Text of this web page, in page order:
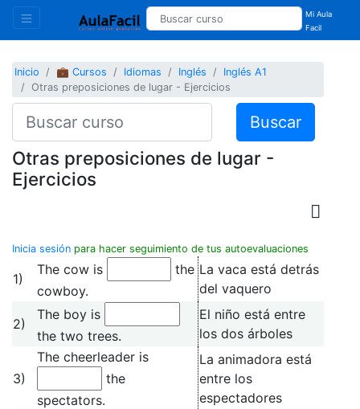
Mi Aula
Facil
Inicio 💼 Cursos Idiomas Inglés
Inglés A1
Otras preposiciones de lugar - Ejercicios
Buscar
Otras preposiciones de lugar -
Ejercicios
Inicia sesión para hacer seguimiento de tus autoevaluaciones
1)
The cow is
the
cowboy.
La vaca está detrás
del vaquero
2)
The boy is
the two trees.
El niño está entre
los dos árboles
3)
The cheerleader is
the
spectators.
La animadora está
entre los
espectadores